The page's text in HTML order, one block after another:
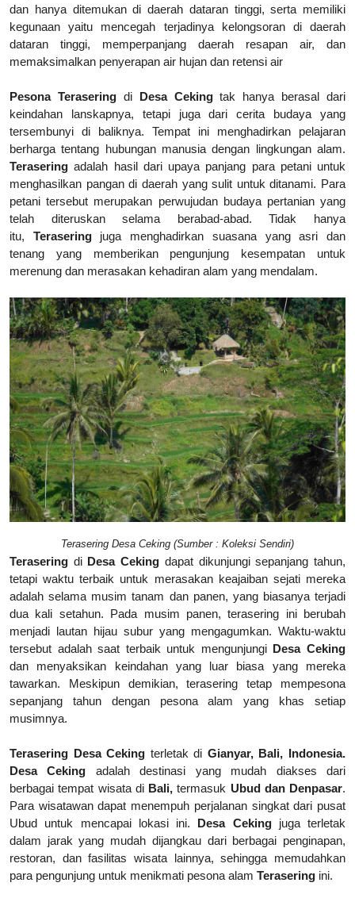
dan hanya ditemukan di daerah dataran tinggi, serta memiliki
kegunaan yaitu mencegah terjadinya kelongsoran di daerah
dataran tinggi, memperpanjang daerah resapan air, dan
memaksimalkan penyerapan air hujan dan retensi air
Pesona Teraseringdi Desa Cekingtak hanya berasal dari
keindahan lanskapnya, tetapi juga dari cerita budaya yang
tersembunyi di baliknya. Tempat ini menghadirkan pelajaran
berharga tentang hubungan manusia dengan lingkungan alam.
Terasering adalah hasil dari upaya panjang para petani untuk
menghasilkan pangan di daerah yang sulit untuk ditanami. Para
petani tersebut merupakan perwujudan budaya pertanian yang
telah diteruskan selama berabad-abad. Tidak hanya
itu, Teraseringjuga menghadirkan suasana yang asri dan
tenang yang memberikan pengunjung kesempatan untuk
merenung dan merasakan kehadiran alam yang mendalam.
Terasering Desa Ceking (Sumber : Koleksi Sendiri)
Terasering di Desa Ceking dapat dikunjungi sepanjang tahun,
tetapi waktu terbaik untuk merasakan keajaiban sejati mereka
adalah selama musim tanam dan panen, yang biasanya terjadi
dua kali setahun. Pada musim panen, terasering ini berubah
menjadi lautan hijau subur yang mengagumkan. Waktu-waktu
tersebut adalah saat terbaik untuk mengunjungi Desa Ceking
dan menyaksikan keindahan yang luar biasa yang mereka
tawarkan. Meskipun demikian, terasering tetap mempesona
sepanjang tahun dengan pesona alam yang khas setiap
musimnya.
Terasering Desa Ceking terletak di Gianyar, Bali, Indonesia.
Desa Ceking adalah destinasi yang mudah diakses dari
berbagai tempat wisata di Bali, termasuk Ubud dan Denpasar.
Para wisatawan dapat menempuh perjalanan singkat dari pusat
Ubud untuk mencapai lokasi ini. Desa Cekingjuga terletak
dalam jarak yang mudah dijangkau dari berbagai penginapan,
restoran, dan fasilitas wisata lainnya, sehingga memudahkan
para pengunjung untuk menikmati pesona alam Terasering ini.